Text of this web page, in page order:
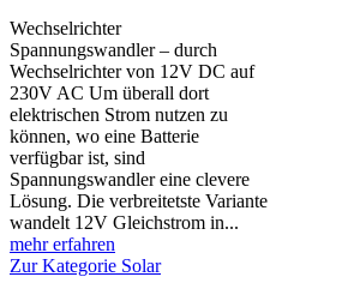
Wechselrichter
Spannungswandler – durch
Wechselrichter von 12V DC auf
230V AC Um überall dort
elektrischen Strom nutzen zu
können, wo eine Batterie
verfügbar ist, sind
Spannungswandler eine clevere
Lösung. Die verbreitetste Variante
wandelt 12V Gleichstrom in...
mehr erfahren
Zur Kategorie Solar